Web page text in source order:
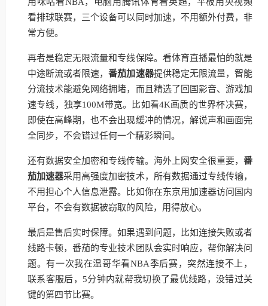
看排球联赛，三个设备可以同时加速，不用额外付费，非
常方便。
再者是稳定无限流量和专线保障。看体育直播最怕的就是
中途断流或者限速，番茄加速器提供稳定无限流量，智能
分流技术能避免网络拥堵，而且精选了回国影音、游戏加
速专线，独享100M带宽。比如看4K画质的世界杯决赛，
即使在高峰期，也不会出现缓冲的情况，解说声和画面完
全同步，不会错过任何一个精彩瞬间。
还有数据安全加密和专线传输。海外上网安全很重要， 番
茄加速器采用高强度加密技术，所有数据通过专线传输，
不用担心个人信息泄露。比如你在东京用加速器访问国内
平台，不会有数据被窃取的风险，用得放心。
最后是售后实时保障。如果遇到问题，比如连接失败或者
线路卡顿，番茄的专业技术团队会实时响应，帮你解决问
题。有一次我在温哥华看NBA季后赛，突然连接不上，
联系客服后，5分钟内就帮我切换了最优线路，没错过关
键的第四节比赛。